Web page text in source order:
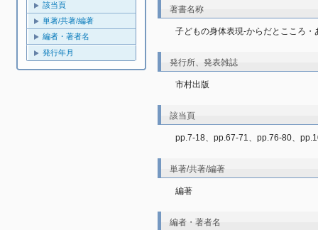
該当頁
単著/共著/編著
編者・著者名
発行年月
著書名称
子どもの身体表現-からだとこころ・
発行所、発表雑誌
市村出版
該当頁
pp.7-18、pp.67-71、pp.76-80、
単著/共著/編著
編著
編者・著者名